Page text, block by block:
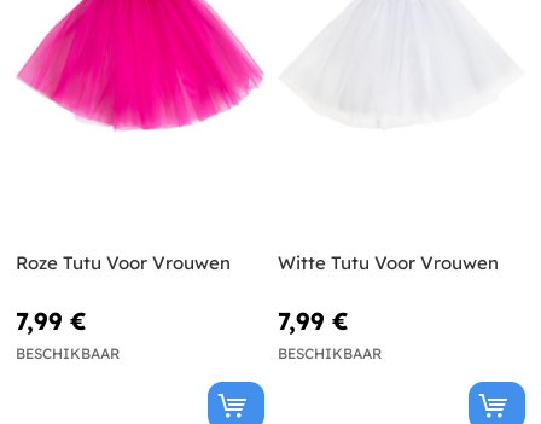
Roze Tutu Voor Vrouwen
7,99 €
BESCHIKBAAR
Witte Tutu Voor Vrouwen
7,99 €
BESCHIKBAAR